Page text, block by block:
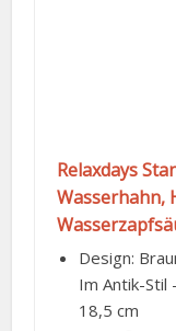
Relaxdays
Wasserhahn,
Design:
Im Antik-Stil
18,5 cm